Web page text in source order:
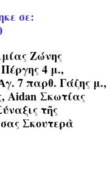
σε:
Ζώνης
4 μ.,
7 παρθ. Γάζης μ.,
Aidan Σκωτίας
τῆς
Σκουτερὰ